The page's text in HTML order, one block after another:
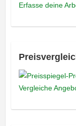
Erfasse deine
Vergleiche